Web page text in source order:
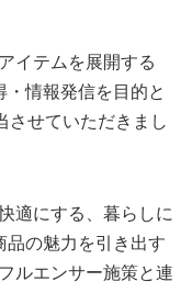
イテムを展開する
情報発信を目的と
させていただきまし
適にする、暮らしに
の魅力を引き出す
ルエンサー施策と連